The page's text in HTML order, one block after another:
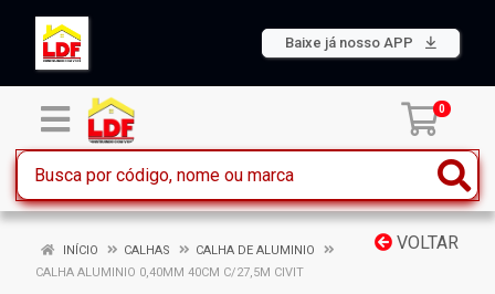
Baixe já nosso APP
0
VOLTAR
INÍCIO CALHAS
CALHA DE ALUMINIO
CALHA ALUMINIO 0,40MM 40CM C/27,5M CIVIT